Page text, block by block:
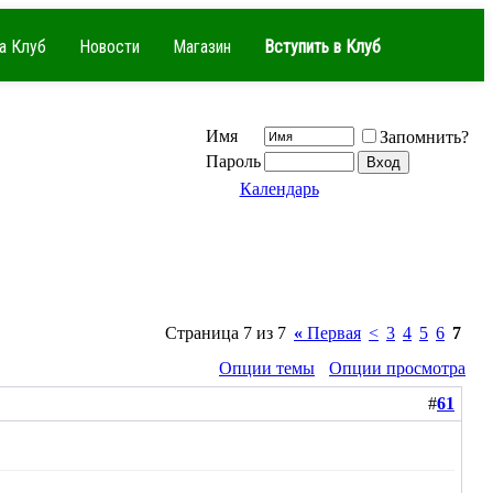
Клуб Новости Магазин Вступить в Клуб
Имя
Запомнить?
Пароль
Календарь
Страница 7 из 7 « Первая < 3 4 5 6 7
Опции темы
Опции просмотра
#61